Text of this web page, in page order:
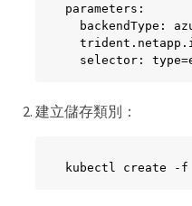
parameters:
backendType:
selector:
建立儲存類別：
kubectl create -f